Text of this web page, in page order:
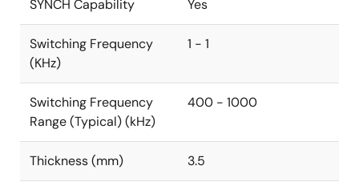
SYNCH Capability Yes
Switching Frequency
(KHz)
1 - 1
Switching Frequency
Range (Typical) (kHz)
400 - 1000
Thickness (mm) 3.5